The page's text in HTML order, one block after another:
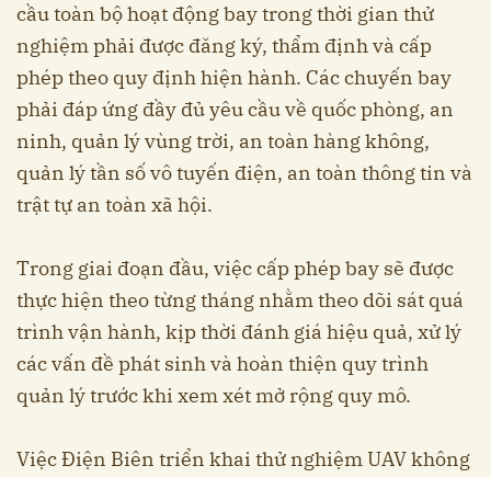
cầu toàn bộ hoạt động bay trong thời gian thử
nghiệm phải được đăng ký, thẩm định và cấp
phép theo quy định hiện hành. Các chuyến bay
phải đáp ứng đầy đủ yêu cầu về quốc phòng, an
ninh, quản lý vùng trời, an toàn hàng không,
quản lý tần số vô tuyến điện, an toàn thông tin và
trật tự an toàn xã hội.
Trong giai đoạn đầu, việc cấp phép bay sẽ được
thực hiện theo từng tháng nhằm theo dõi sát quá
trình vận hành, kịp thời đánh giá hiệu quả, xử lý
các vấn đề phát sinh và hoàn thiện quy trình
quản lý trước khi xem xét mở rộng quy mô.
Việc Điện Biên triển khai thử nghiệm UAV không